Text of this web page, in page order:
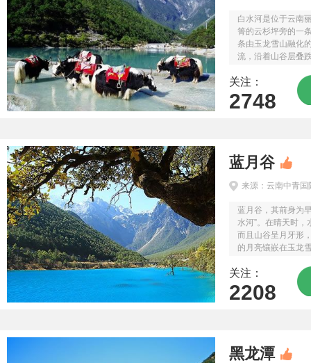
白水河是位于云南
箐的云杉坪旁的一
条由玉龙雪山融化
流，沿着山谷层叠
泉流过，远看就象
关注：
2748
蓝月谷
来源：云南中青
蓝月谷，其前身为
水河”。在晴天时，
而且山谷呈月牙形
的月亮镶嵌在玉龙
的泥巴是白色的，
关注：
2208
黑龙潭